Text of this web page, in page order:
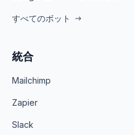
すべてのボット
統合
Mailchimp
Zapier
Slack